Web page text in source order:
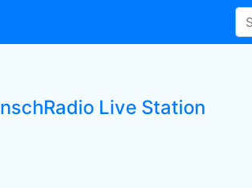
Live Station